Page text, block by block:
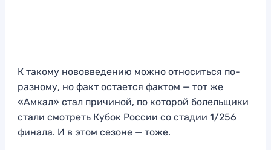
К такому нововведению можно относиться по-
разному, но факт остается фактом — тот же
«Амкал» стал причиной, по которой болельщики
стали смотреть Кубок России со стадии 1/256
финала. И в этом сезоне — тоже.